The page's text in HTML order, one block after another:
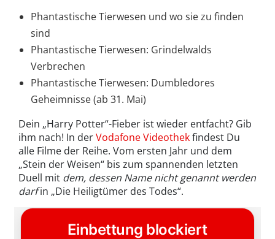
Phantastische Tierwesen und wo sie zu finden
sind
Phantastische Tierwesen: Grindelwalds
Verbrechen
Phantastische Tierwesen: Dumbledores
Geheimnisse (ab 31. Mai)
Dein „Harry Potter“-Fieber ist wieder entfacht? Gib
ihm nach! In derVodafone Videothekfindest Du
alle Filme der Reihe. Vom ersten Jahr und dem
„Stein der Weisen“ bis zum spannenden letzten
Duell mit dem, dessen Name nicht genannt werden
darfin „Die Heiligtümer des Todes“.